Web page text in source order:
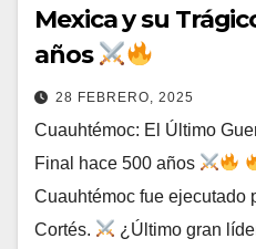
Mexica y su
años
28 FEBRERO, 2025
Cuauhtémoc: El Último
Final hace 500 años
Cuauhtémoc fue ejecutado
Cortés.
¿Último gran